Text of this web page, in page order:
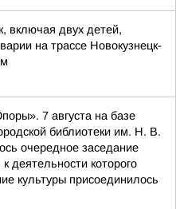
включая двух детей,
на трассе Новокузнецк-
7 августа на базе
библиотеки им. Н. В.
очередное заседание
деятельности которого
культуры присоединилось